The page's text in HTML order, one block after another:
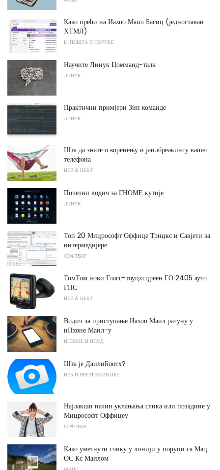
Како прећи на Иахоо Маил Басиц (једноставан
ХТМЛ)
Е-ПОШТА И ПОРУКЕ
Научите Линук Цомманд-талк
ЛИНУК
Практични примјери Зип команде
ЛИНУК
Шта да знате о коренењу и јаилбреакингу вашег
телефона
НЕВ & НЕКТ
Почетни водич за ГНОМЕ кутије
ЛИНУК
Топ 20 Мицрософт Оффице Трицкс и Савјети за
интермедијере
СОФТВЕР
ТомТом нови Гласс-тоуцхсцреен ГО 2405 ауто
ГПС
НЕВ & НЕКТ
Водич за приступање Иахоо Маил рачуну у
иПхоне Маил-у
ИПХОНЕ И ИПОД
Шта је ДаилиБоотх?
ВЕБ И ПРЕТРАЖИВАЊЕ
Најлакши начин уклањања слика или позадине у
Мицрософт Оффицеу
СОФТВЕР
Како уметнути слику у линији у поруци са Мац
ОС Кс Маилом